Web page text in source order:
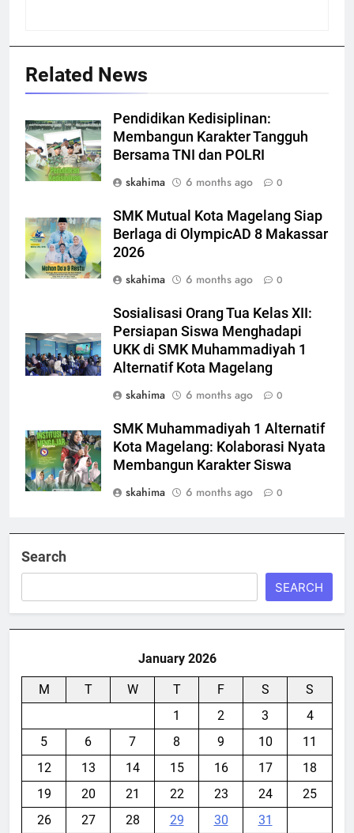
Related News
Pendidikan Kedisiplinan:
Membangun Karakter Tangguh
Bersama TNI dan POLRI
skahima
6 months ago 0
SMK Mutual Kota Magelang Siap
Berlaga di OlympicAD 8 Makassar
2026
skahima
6 months ago 0
Sosialisasi Orang Tua Kelas XII:
Persiapan Siswa Menghadapi
UKK di SMK Muhammadiyah 1
Alternatif Kota Magelang
skahima
6 months ago 0
SMK Muhammadiyah 1 Alternatif
Kota Magelang: Kolaborasi Nyata
Membangun Karakter Siswa
skahima
6 months ago 0
Search
SEARCH
January 2026
M T W T F S
S
1
2 3
4
5
6 7 8 9 10
11
12
13 14 15 16 17
18
19
20 21 22 23 24
25
26
27 28 29 30 31